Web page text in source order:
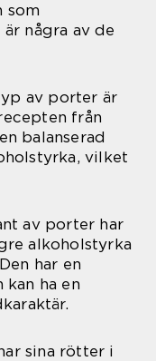
som
några av de
av porter är
från
balanserad
vilket
av porter har
alkoholstyrka
har en
ha en
sina rötter i